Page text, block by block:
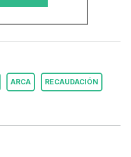
ARCA RECAUDACIÓN